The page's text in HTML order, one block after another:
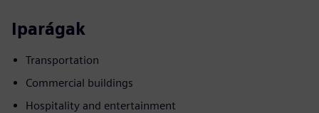
Iparágak
Transportation
Commercial buildings
Hospitality and entertainment